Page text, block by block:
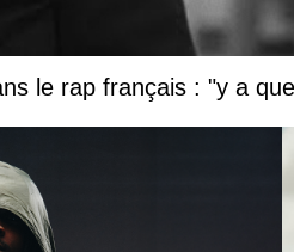
le rap français : "y a